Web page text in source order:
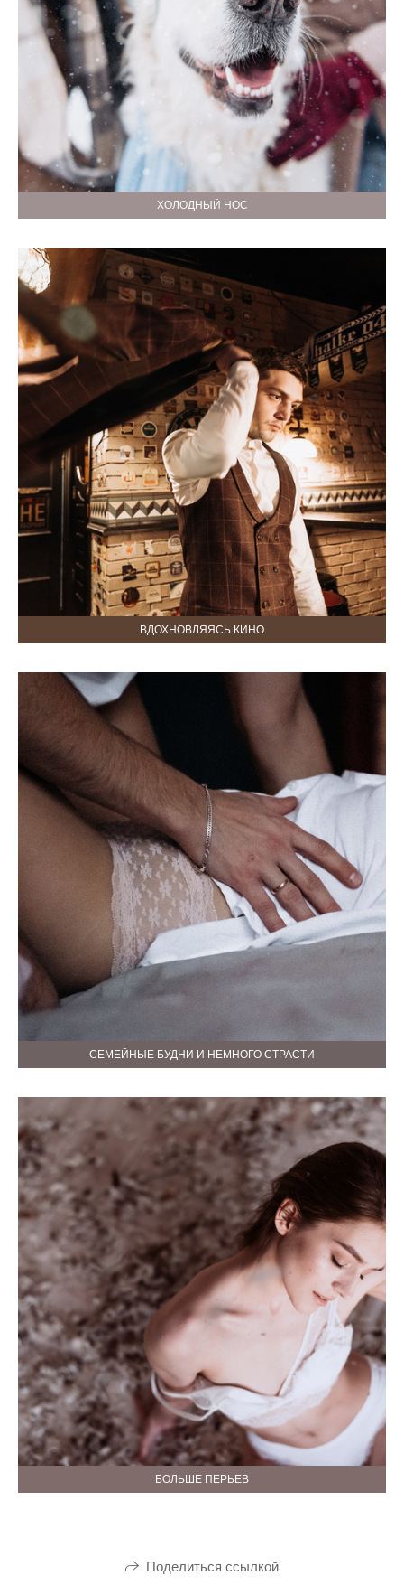
ХОЛОДНЫЙ НОС
ВДОХНОВЛЯЯСЬ КИНО
СЕМЕЙНЫЕ БУДНИ И НЕМНОГО СТРАСТИ
БОЛЬШЕ ПЕРЬЕВ
Поделиться ссылкой